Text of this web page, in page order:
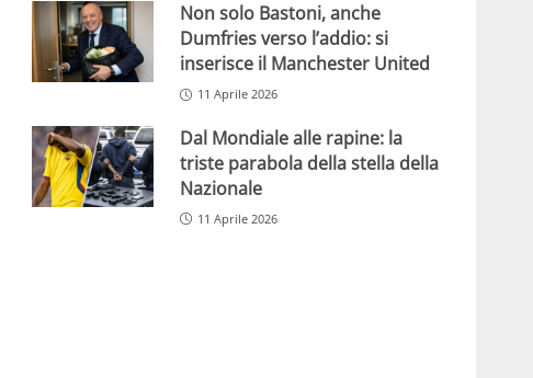
Non solo Bastoni, anche
Dumfries verso l’addio: si
inserisce il Manchester United
11 Aprile 2026
Dal Mondiale alle rapine: la
triste parabola della stella della
Nazionale
11 Aprile 2026